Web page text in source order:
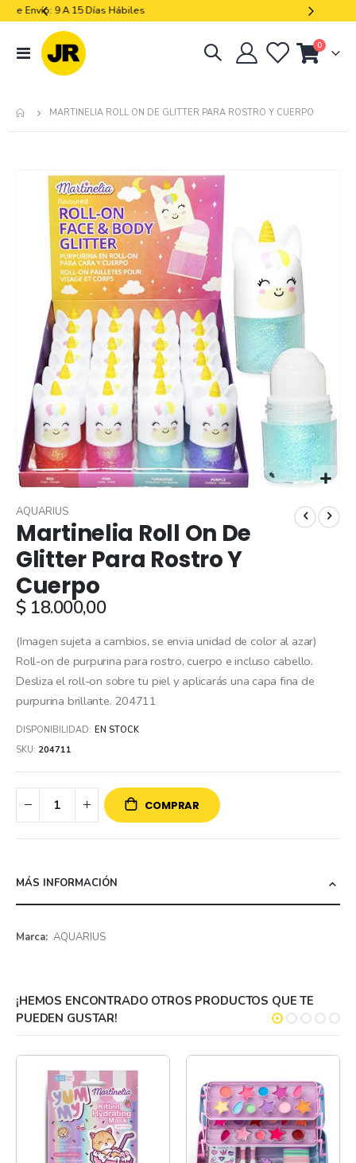
navegación
Cart
0artículos
MARTINELIA ROLL ON DE GLITTER PARA ROSTRO Y CUERPO
to
the
beginning
of
the
images
gallery
Martinelia Roll On De
Glitter Para Rostro Y
Cuerpo
AQUARIUS
$ 18.000,00
(Imagen sujeta a cambios, se envia unidad de color al azar)
Roll-on de purpurina para rostro, cuerpo e incluso cabello.
Desliza el roll-on sobre tu piel y aplicarás una capa fina de
purpurina brillante. 204711
DISPONIBILIDAD: EN STOCK
SKU 204711
COMPRAR
MÁS INFORMACIÓN
Más
AQUARIUS
¡HEMOS ENCONTRADO OTROS PRODUCTOS QUE TE
PUEDEN GUSTAR!